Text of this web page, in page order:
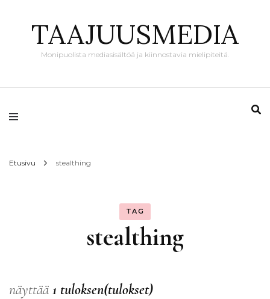
TAAJUUSMEDIA
Monipuolista mediasisältöä ja kiinnostavia mielipiteitä.
Etusivu stealthing
TAG
stealthing
näyttää 1 tuloksen(tulokset)